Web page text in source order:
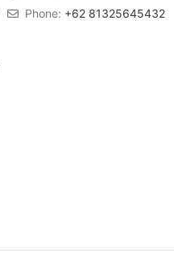
Phone: +62 81325645432